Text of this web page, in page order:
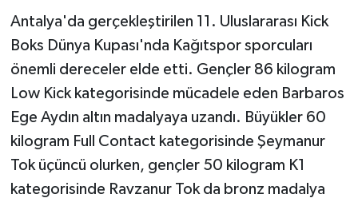
Antalya'da gerçekleştirilen 11. Uluslararası Kick
Boks Dünya Kupası'nda Kağıtspor sporcuları
önemli dereceler elde etti. Gençler 86 kilogram
Low Kick kategorisinde mücadele eden Barbaros
Ege Aydın altın madalyaya uzandı. Büyükler 60
kilogram Full Contact kategorisinde Şeymanur
Tok üçüncü olurken, gençler 50 kilogram K1
kategorisinde Ravzanur Tok da bronz madalya